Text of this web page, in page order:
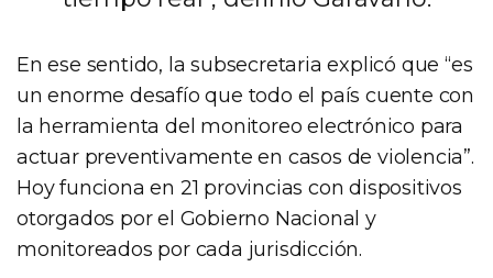
En ese sentido, la subsecretaria explicó que “es
un enorme desafío que todo el país cuente con
la herramienta del monitoreo electrónico para
actuar preventivamente en casos de violencia”.
Hoy funciona en 21 provincias con dispositivos
otorgados por el Gobierno Nacional y
monitoreados por cada jurisdicción.